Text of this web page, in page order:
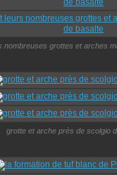
nombreuses grottes et arches
grotte et arche près de scolgio